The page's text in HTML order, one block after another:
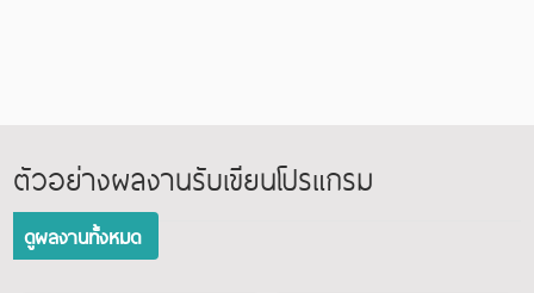
ตัวอย่างผลงานรับเขียนโปรแกรม
ดูผลงานทั้งหมด